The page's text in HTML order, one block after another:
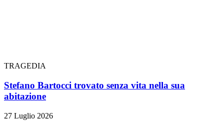
TRAGEDIA
Stefano Bartocci trovato senza vita nella sua
abitazione
27 Luglio 2026